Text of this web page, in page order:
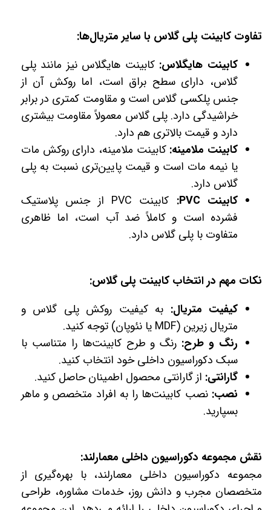
تفاوت کابینت پلی گلاس با سایر متریال‌ها:
کابینت هایگلاس: کابینت هایگلاس نیز مانند پلی
گلاس، دارای سطح براق است، اما روکش آن از
جنس پلکسی گلاس است و مقاومت کمتری در برابر
خراشیدگی دارد. پلی گلاس معمولاً مقاومت بیشتری
دارد و قیمت بالاتری هم دارد.
کابینت ملامینه: کابینت ملامینه، دارای روکش مات
یا نیمه مات است و قیمت پایین‌تری نسبت به پلی
گلاس دارد.
کابینت PVC:
کابینت PVC از جنس پلاستیک
فشرده است و کاملاً ضد آب است، اما ظاهری
متفاوت با پلی گلاس دارد.
نکات مهم در انتخاب کابینت پلی گلاس:
کیفیت متریال: به کیفیت روکش پلی گلاس و
متریال زیرین (MDF یا نئوپان) توجه کنید.
رنگ و طرح: رنگ و طرح کابینت‌ها را متناسب با
سبک دکوراسیون داخلی خود انتخاب کنید.
گارانتی: از گارانتی محصول اطمینان حاصل کنید.
نصب: نصب کابینت‌ها را به افراد متخصص و ماهر
بسپارید.
نقش مجموعه دکوراسیون داخلی معمارلند:
مجموعه دکوراسیون داخلی معمارلند، با بهره‌گیری از
متخصصان مجرب و دانش روز، خدمات مشاوره، طراحی